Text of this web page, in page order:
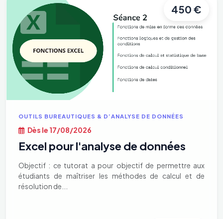
450 €
OUTILS BUREAUTIQUES & D’ANALYSE DE DONNÉES
Dès le 17/08/2026
Excel pour l'analyse de données
Objectif : ce tutorat a pour objectif de permettre aux
étudiants de maîtriser les méthodes de calcul et de
résolution de...